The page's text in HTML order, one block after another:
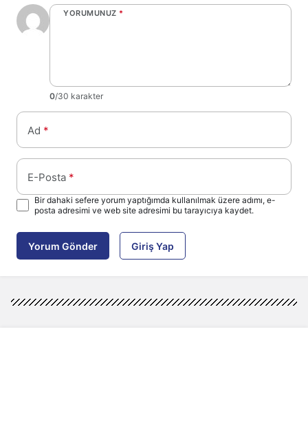
YORUMUNUZ *
0/30 karakter
Ad *
E-Posta *
Bir dahaki sefere yorum yaptığımda kullanılmak üzere adımı, e-
posta adresimi ve web site adresimi bu tarayıcıya kaydet.
Yorum Gönder Giriş Yap